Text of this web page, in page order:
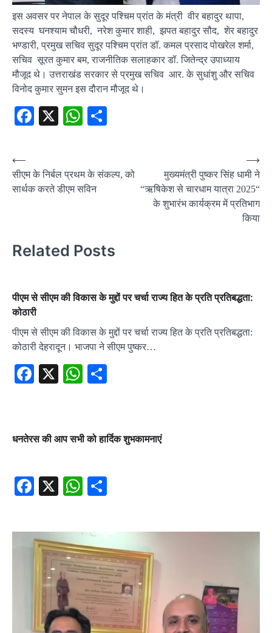
इस अवसर पर नेपाल के सुदूर पश्चिम प्रांत के मंत्री वीर बहादुर थापा,
सदस्य घनश्याम चौधरी, नरेश कुमार शाही, झपत बहादुर सौद, शेर बहादुर
भण्डारी, प्रमुख सचिव सुदूर पश्चिम प्रांत डॉ. कमल प्रसाद पोखरेल शर्मा,
सचिव सूरत कुमार बम, राजनीतिक सलाहकार डॉ. जितेन्द्र उपाध्याय
मौजूद थे। उत्तराखंड सरकार से प्रमुख सचिव आर. के सुधांशु और सचिव
विनोद कुमार सुमन इस दौरान मौजूद थे।
Facebook
X WhatsApp
Post
navigation
⟵
सीएम के निर्बल प्रथम के संकल्प, को
सार्थक करते डीएम सविन
मुख्यमंत्री पुष्कर सिंह धामी ने
“ऋषिकेश से चारधाम यात्रा 2025“
के शुभारंभ कार्यक्रम में प्रतिभाग
किया
⟶
Related Posts
पीएम से सीएम की विकास के मुद्दों पर चर्चा राज्य हित के प्रति प्रतिबद्धता:
कोठारी
पीएम से सीएम की विकास के मुद्दों पर चर्चा राज्य हित के प्रति प्रतिबद्धता:
कोठारी देहरादून। भाजपा ने सीएम पुष्कर…
Facebook
X WhatsApp
धनतेरस की आप सभी को हार्दिक शुभकामनाएं
Facebook
X WhatsApp